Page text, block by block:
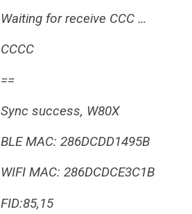
Waiting for receive CCC …
CCCC
==
Sync success, W80X
BLE MAC: 286DCDD1495B
WIFI MAC: 286DCDCE3C1B
FID:85,15